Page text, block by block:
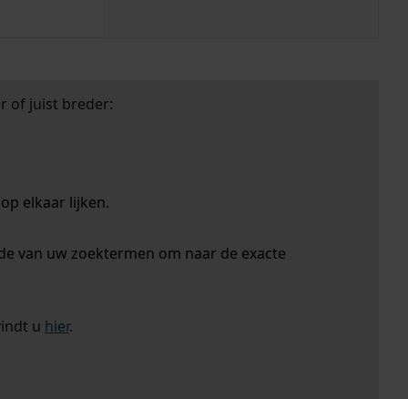
of juist breder:
elkaar lijken.
van uw zoektermen om naar de exacte
u hier.